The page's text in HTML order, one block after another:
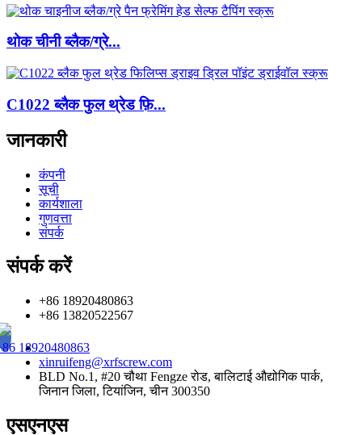
थोक चीनी ब्लैक/ग्रे...
C1022 ब्लैक फुल थ्रेड फ़ि...
जानकारी
कंपनी
सूची
कार्यशाला
गुणवत्ता
संपर्क
संपर्क करें
+86 18920480863
+86 13820522567
18920480863
xinruifeng@xrfscrew.com
BLD No.1, #20 चौथा Fengze रोड, बालिटाई औद्योगिक पार्क,
जिनान जिला, टियांजिन, चीन 300350
एसएनएस